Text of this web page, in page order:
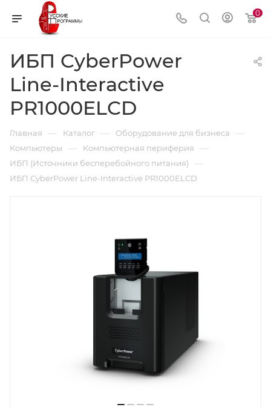
0
ИБП CyberPower
Line-Interactive
PR1000ELCD
Главная — Каталог — Оборудование для бизнеса —
Компьютеры — Компьютерная периферия —
ИБП (Источники бесперебойного питания) —
ИБП CyberPower Line-Interactive PR1000ELCD